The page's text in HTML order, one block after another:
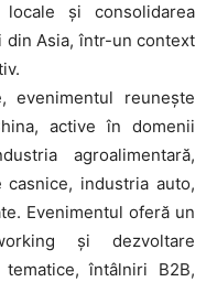
locale și consolidarea
Asia, într-un context
evenimentul reunește
active în domenii
agroalimentară,
industria auto,
Evenimentul oferă un
și dezvoltare
întâlniri B2B,